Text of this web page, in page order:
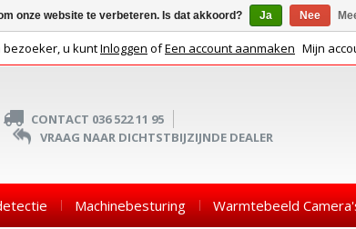
bezoeker, u kuntInloggen ofEen account aanmaken Mijn
CONTACT 036 522 11 95
VRAAG NAAR DICHTSTBIJZIJNDE DEALER
Machinebesturing Warmtebeeld
onze website te verbeteren. Is dat akkoord? Ja Nee